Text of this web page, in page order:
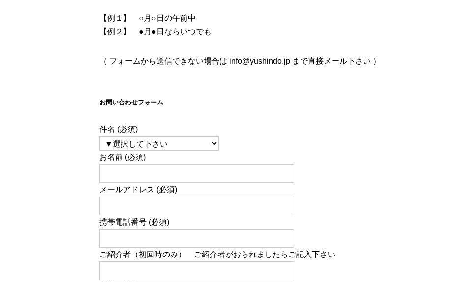
【例１】 ○月○日の午前中
【例２】 ●月●日ならいつでも
（ フォームから送信できない場合は info@yushindo.jp まで直接メール下さい ）
お問い合わせフォーム
件名 (必須)
お名前 (必須)
メールアドレス (必須)
携帯電話番号 (必須)
ご紹介者（初回時のみ） ご紹介者がおられましたらご記入下さい